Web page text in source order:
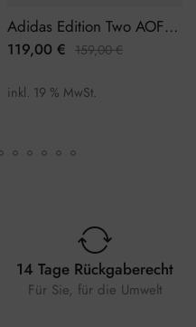
Adidas Edition Two AOFH22503 Herrenuhr
119,00 € 159,00€
inkl. 19 % MwSt.
14 Tage Rückgaberecht
Für Sie, für die Umwelt